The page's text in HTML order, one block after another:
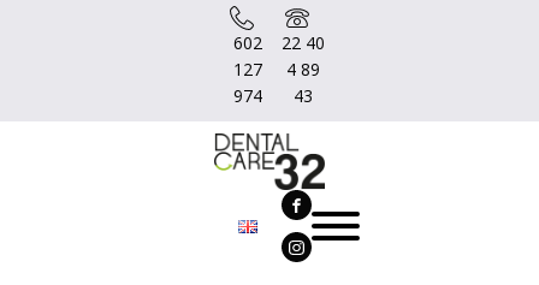
602
127
974
22 40
4 89
43